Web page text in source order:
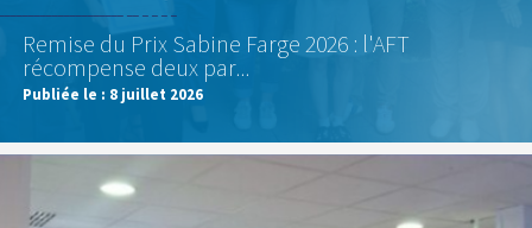
Remise du Prix Sabine Farge 2026 : l'AFT
récompense deux par...
Publiée le : 8 juillet 2026